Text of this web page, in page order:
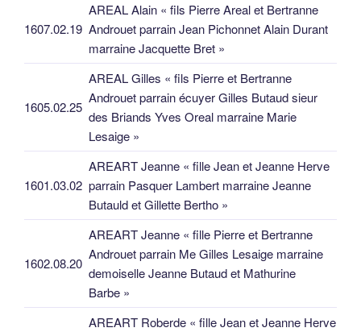
1607.02.19
AREAL Alain « fils Pierre Areal et Bertranne
Androuet parrain Jean Pichonnet Alain Durant
marraine Jacquette Bret »
1605.02.25
AREAL Gilles « fils Pierre et Bertranne
Androuet parrain écuyer Gilles Butaud sieur
des Briands Yves Oreal marraine Marie
Lesaige »
1601.03.02
AREART Jeanne « fille Jean et Jeanne Herve
parrain Pasquer Lambert marraine Jeanne
Butauld et Gillette Bertho »
1602.08.20
AREART Jeanne « fille Pierre et Bertranne
Androuet parrain Me Gilles Lesaige marraine
demoiselle Jeanne Butaud et Mathurine
Barbe »
AREART Roberde « fille Jean et Jeanne Herve